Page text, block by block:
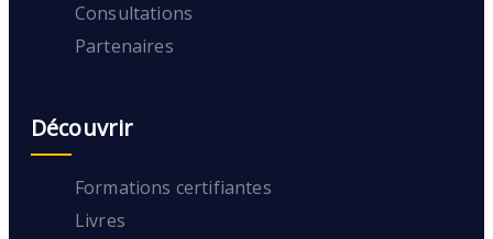
Consultations
Partenaires
Découvrir
Formations certifiantes
Livres